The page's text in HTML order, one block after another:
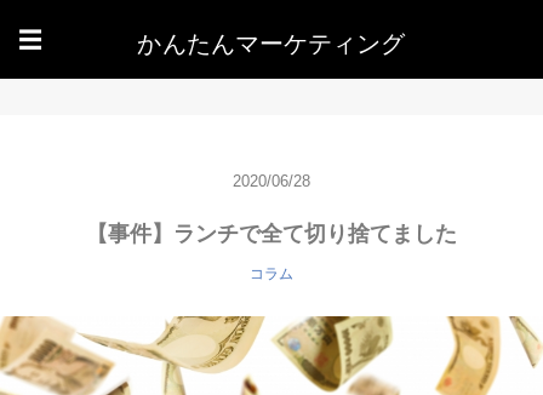
☰ かんたんマーケティング
2020/06/28
【事件】ランチで全て切り捨てました
コラム